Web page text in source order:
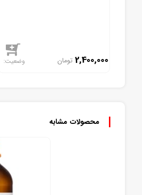
2,400,000 تومان
محصولات مشابه